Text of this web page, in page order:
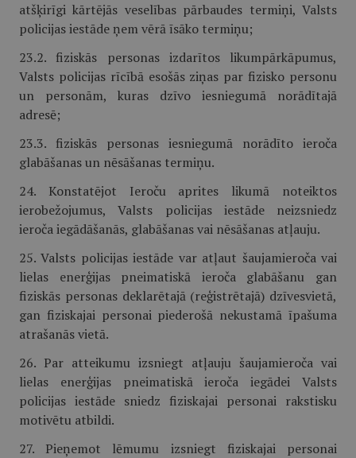
atšķirīgi kārtējās veselības pārbaudes termiņi, Valsts
policijas iestāde ņem vērā īsāko termiņu;
23.2. fiziskās personas izdarītos likumpārkāpumus,
Valsts policijas rīcībā esošās ziņas par fizisko personu
un personām, kuras dzīvo iesniegumā norādītajā
adresē;
23.3. fiziskās personas iesniegumā norādīto ieroča
glabāšanas un nēsāšanas termiņu.
24. Konstatējot Ieroču aprites likumā noteiktos
ierobežojumus, Valsts policijas iestāde neizsniedz
ieroča iegādāšanās, glabāšanas vai nēsāšanas atļauju.
25. Valsts policijas iestāde var atļaut šaujamieroča vai
lielas enerģijas pneimatiskā ieroča glabāšanu gan
fiziskās personas deklarētajā (reģistrētajā) dzīvesvietā,
gan fiziskajai personai piederošā nekustamā īpašuma
atrašanās vietā.
26. Par atteikumu izsniegt atļauju šaujamieroča vai
lielas enerģijas pneimatiskā ieroča iegādei Valsts
policijas iestāde sniedz fiziskajai personai rakstisku
motivētu atbildi.
27. Pieņemot lēmumu izsniegt fiziskajai personai